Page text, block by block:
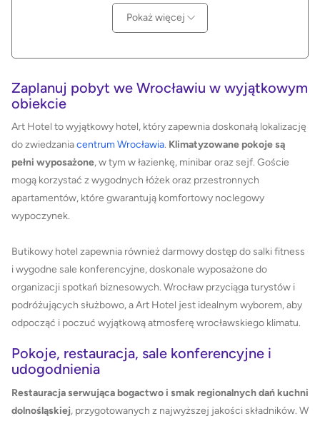
Pokaż więcej
Zaplanuj pobyt we Wrocławiu w wyjątkowym
obiekcie
Art Hotel to wyjątkowy hotel, który zapewnia doskonałą lokalizację
do zwiedzaniacentrum Wrocławia. Klimatyzowane pokoje są
pełni wyposażone, w tym w łazienkę, minibar oraz sejf. Goście
mogą korzystać z wygodnych łóżek oraz przestronnych
apartamentów, które gwarantują komfortowy noclegowy
wypoczynek.
Butikowy hotel zapewnia również darmowy dostęp do salki fitness
i wygodne sale konferencyjne, doskonale wyposażone do
organizacji spotkań biznesowych. Wrocław przyciąga turystów i
podróżujących służbowo, a Art Hotel jest idealnym wyborem, aby
odpocząć i poczuć wyjątkową atmosferę wrocławskiego klimatu.
Pokoje, restauracja, sale konferencyjne i
udogodnienia
Restauracja serwująca bogactwo i smak regionalnych dań kuchni
dolnośląskiej, przygotowanych z najwyższej jakości składników. W